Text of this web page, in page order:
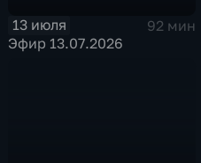
13 июля
92 мин
Эфир 13.07.2026